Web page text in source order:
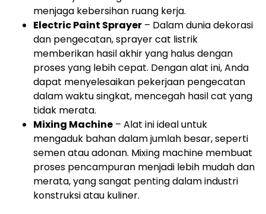
menjaga kebersihan ruang kerja.
Electric Paint Sprayer – Dalam dunia dekorasi
dan pengecatan, sprayer cat listrik
memberikan hasil akhir yang halus dengan
proses yang lebih cepat. Dengan alat ini, Anda
dapat menyelesaikan pekerjaan pengecatan
dalam waktu singkat, mencegah hasil cat yang
tidak merata.
Mixing Machine – Alat ini ideal untuk
mengaduk bahan dalam jumlah besar, seperti
semen atau adonan. Mixing machine membuat
proses pencampuran menjadi lebih mudah dan
merata, yang sangat penting dalam industri
konstruksi atau kuliner.